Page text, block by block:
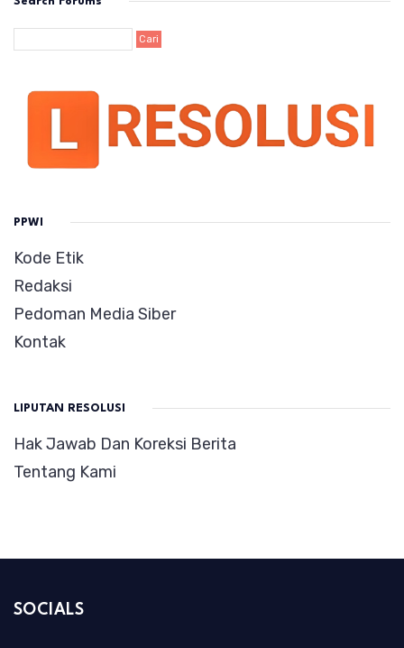
PPWI
Kode Etik
Redaksi
Pedoman Media Siber
Kontak
LIPUTAN RESOLUSI
Hak Jawab Dan Koreksi Berita
Tentang Kami
SOCIALS